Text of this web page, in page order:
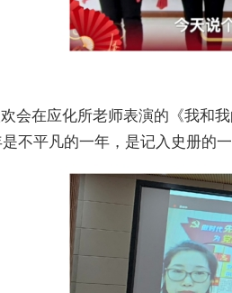
会在应化所老师表演的《我和
不平凡的一年，是记入史册的